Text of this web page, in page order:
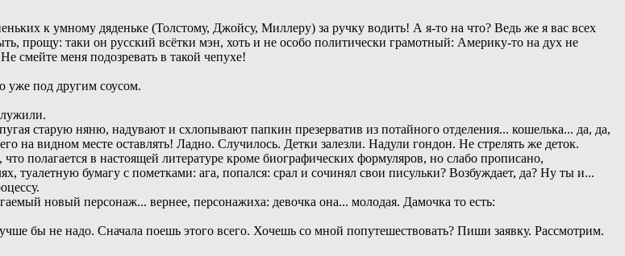
к умному дяденьке (Толстому, Джойсу, Миллеру) за ручку водить! А я-то на что? Ведь же я вас всех
прощу: таки он русский всётки мэн, хоть и не особо политически грамотный: Америку-то на дух не
смейте меня подозревать в такой чепухе!
уже под другим соусом.
старую няню, надувают и схлопывают папкин презерватив из потайного отделения... кошелька... да, да,
на видном месте оставлять! Ладно. Случилось. Детки залезли. Надули гондон. Не стрелять же деток.
полагается в настоящей литературе кроме биографических формуляров, но слабо прописано,
туалетную бумагу с пометками: ага, попался: срал и сочинял свои писульки? Возбуждает, да? Ну ты и...
новый персонаж... вернее, персонажиха: девочка она... молодая. Дамочка то есть:
бы не надо. Сначала поешь этого всего. Хочешь со мной попутешествовать? Пиши заявку. Рассмотрим.